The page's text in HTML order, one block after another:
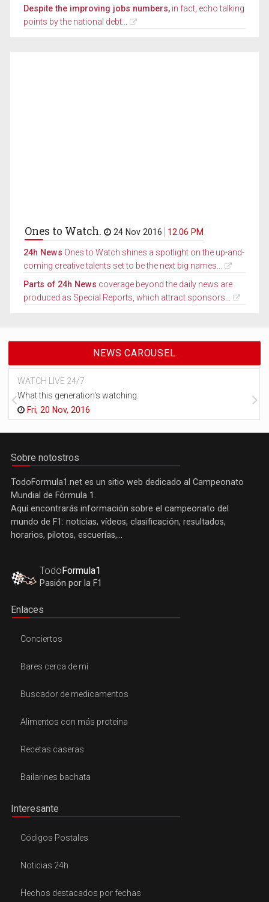
Despite the improving jobs numbers, in fact, echo talking
points by the national debt...
Ones to Watch. 24 Nov 2016 12.06 PM
24h News Ones to Watch shines a spotlight on the up-and-
coming creative talents set to be the next big names...
Parts of 24h News coverage beyond the daily news are
produced as Special Reports, which attract sponsors...
NEWS CAROUSEL
WATCH LIVE 24/7
What this generation's watching.
Fri, 20 Nov, 2016
Sobre notostros
TodoFormula1.net es un sitio web dedicado al Campeonato
Mundial de Fórmula 1.
Aquí encontrarás información sobre el campeonato del
mundo de F1: noticias, vídeos, clasificación, resultados,
horarios, pilotos, escuerías,...
TodoFormula1
Pasión por la F1
Enlaces
Conciertos
Bares cerca de mí
Buscador de medicamentos
Alimentos con más proteina
Recetas caseras
Bailarines bachata
Interesante
Códigos Postales
Noticias 24h
Hechos destacados por fechas